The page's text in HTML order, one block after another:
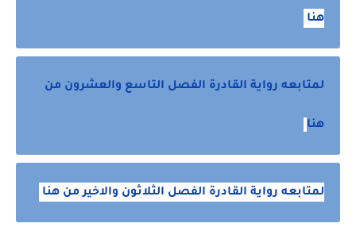
هنا
لمتابعه رواية القادرة الفصل التاسع والعشرون من
هنا
لمتابعه رواية القادرة الفصل الثلاثون والاخير من هنا